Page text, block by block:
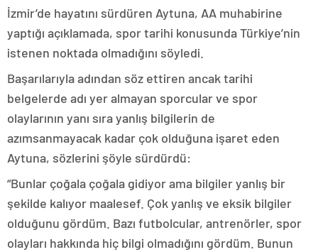
İzmir’de hayatını sürdüren Aytuna, AA muhabirine
yaptığı açıklamada, spor tarihi konusunda Türkiye’nin
istenen noktada olmadığını söyledi.
Başarılarıyla adından söz ettiren ancak tarihi
belgelerde adı yer almayan sporcular ve spor
olaylarının yanı sıra yanlış bilgilerin de
azımsanmayacak kadar çok olduğuna işaret eden
Aytuna, sözlerini şöyle sürdürdü:
“Bunlar çoğala çoğala gidiyor ama bilgiler yanlış bir
şekilde kalıyor maalesef. Çok yanlış ve eksik bilgiler
olduğunu gördüm. Bazı futbolcular, antrenörler, spor
olayları hakkında hiç bilgi olmadığını gördüm. Bunun